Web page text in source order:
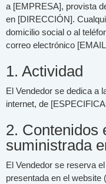
a [EMPRESA], provista
en [DIRECCIÓN].
domicilio social o al
correo electrónico
1. Actividad
El Vendedor se dedica a
internet, de
2. Contenidos
suministrada
El Vendedor se reserva
presentada en el website